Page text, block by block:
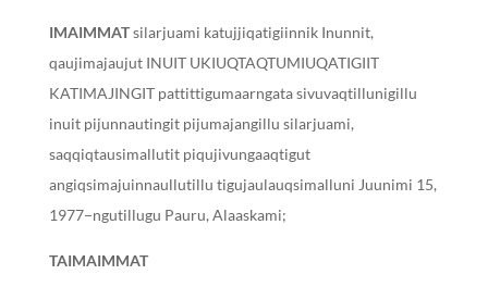
IMAIMMATsilarjuami katujjiqatigiinnik Inunnit,
qaujimajaujut INUIT UKIUQTAQTUMIUQATIGIIT
KATIMAJINGIT pattittigumaarngata sivuvaqtillunigillu
inuit pijunnautingit pijumajangillu silarjuami,
saqqiqtausimallutit piqujivungaaqtigut
angiqsimajuinnaullutillu tigujaulauqsimalluni Juunimi 15,
1977−ngutillugu Pauru, Alaaskami;
TAIMAIMMAT